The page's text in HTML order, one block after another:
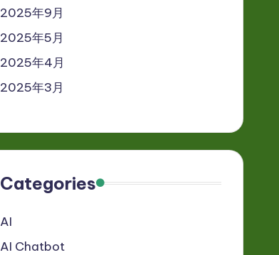
2025年9月
2025年5月
2025年4月
2025年3月
Categories
AI
AI Chatbot